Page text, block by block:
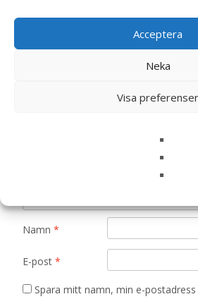
Acceptera
Neka
Visa preferenser
Koalan Konrad (tvättbar) –
Din e-postadress kommer inte
Namn *
E-post *
Spara mitt namn, min e-